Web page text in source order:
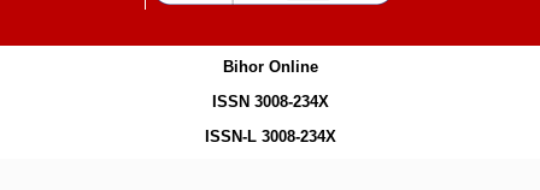
Bihor Online
ISSN 3008-234X
ISSN-L 3008-234X